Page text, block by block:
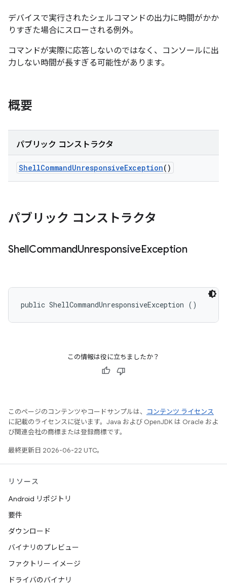
デバイスで実行されたシェルコマンドの出力に時間がかか
りすぎた場合にスローされる例外。
コマンドが実際に応答しないのではなく、コンソールに出
力しない時間が長すぎる可能性があります。
概要
パブリック コンストラクタ
ShellCommandUnresponsiveException()
パブリック コンストラクタ
ShellCommandUnresponsiveException
public ShellCommandUnresponsiveException ()
この情報は役に立ちましたか？
このページのコンテンツやコードサンプルは、
コンテンツ ライセンス
に記載のライセンスに従います。Java および OpenJDK は Oracle およ
び関連会社の商標または登録商標です。
最終更新日 2026-06-22 UTC。
リソース
Android リポジトリ
要件
ダウンロード
バイナリのプレビュー
ファクトリー イメージ
ドライバのバイナリ